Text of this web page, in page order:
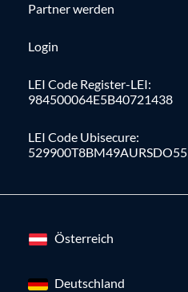
Partner werden
Login
LEI Code Register-LEI:
984500064E5B40721438
LEI Code Ubisecure:
529900T8BM49AURSDO55
Österreich
Deutschland